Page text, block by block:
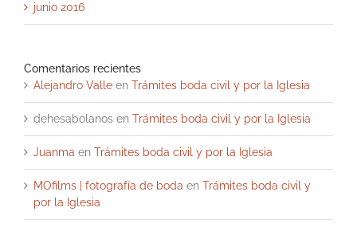
junio 2016
Comentarios recientes
Alejandro Valle en Trámites boda civil y por la Iglesia
dehesabolanos en Trámites boda civil y por la Iglesia
Juanma en Trámites boda civil y por la Iglesia
MOfilms | fotografía de boda en Trámites boda civil y
por la Iglesia